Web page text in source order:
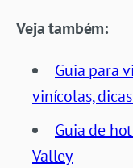
Veja também:
Guia para
vinícolas,
Guia de
Valley